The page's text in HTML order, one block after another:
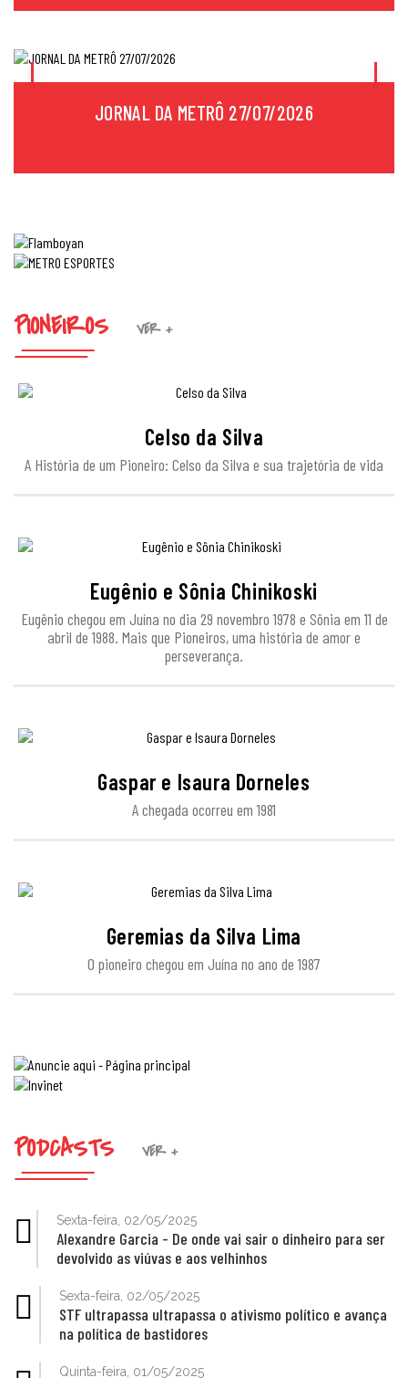
JORNAL DA METRÔ 27/07/2026
PIONEIROS VER +
Celso da Silva
A História de um Pioneiro: Celso da Silva e sua trajetória de vida
Eugênio e Sônia Chinikoski
Eugênio chegou em Juína no dia 29 novembro 1978 e Sônia em 11 de
abril de 1988. Mais que Pioneiros, uma história de amor e
perseverança.
Gaspar e Isaura Dorneles
A chegada ocorreu em 1981
Geremias da Silva Lima
O pioneiro chegou em Juína no ano de 1987
PODCASTS VER +
Sexta-feira, 02/05/2025
Alexandre Garcia - De onde vai sair o dinheiro para ser
devolvido as viúvas e aos velhinhos
Sexta-feira, 02/05/2025
STF ultrapassa ultrapassa o ativismo político e avança
na política de bastidores
Quinta-feira, 01/05/2025